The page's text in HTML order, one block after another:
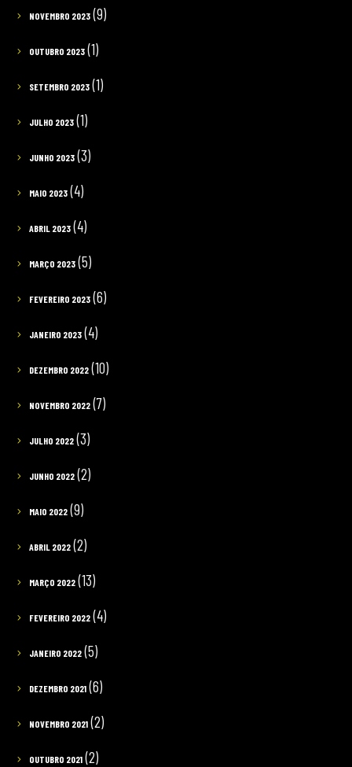
NOVEMBRO 2023(9)
OUTUBRO 2023(1)
SETEMBRO 2023(1)
JULHO 2023(1)
JUNHO 2023(3)
MAIO 2023(4)
ABRIL 2023(4)
MARÇO 2023(5)
FEVEREIRO 2023(6)
JANEIRO 2023(4)
DEZEMBRO 2022(10)
NOVEMBRO 2022(7)
JULHO 2022(3)
JUNHO 2022(2)
MAIO 2022(9)
ABRIL 2022(2)
MARÇO 2022(13)
FEVEREIRO 2022(4)
JANEIRO 2022(5)
DEZEMBRO 2021(6)
NOVEMBRO 2021(2)
OUTUBRO 2021(2)